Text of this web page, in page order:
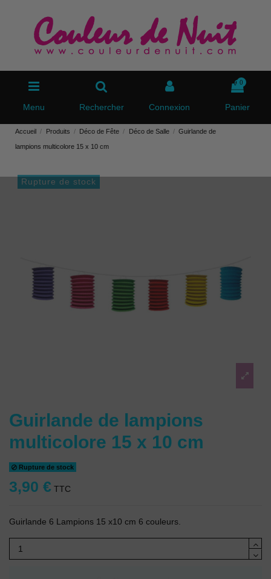
Menu Rechercher Connexion
0
Panier
Accueil Produits Déco de Fête Déco de Salle Guirlande de
lampions multicolore 15 x 10 cm
Rupture de stock
Guirlande de lampions
multicolore 15 x 10 cm
Rupture de stock
3,90 € TTC
Guirlande 6 Lampions 15 x10 cm 6 couleurs.